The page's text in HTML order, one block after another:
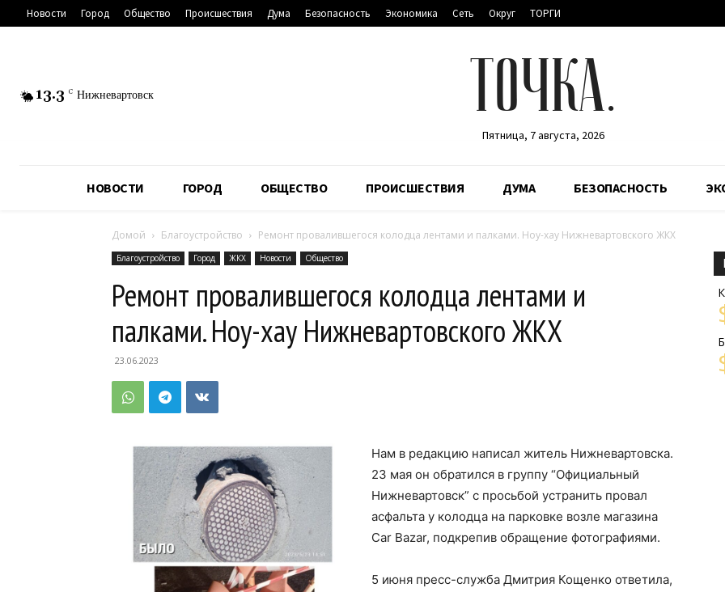
Новости Город Общество Происшествия Дума Безопасность Экономика Сеть Округ ТОРГИ
13.3 C Нижневартовск ТОЧКА.
Пятница, 7 августа, 2026
НОВОСТИ ГОРОД ОБЩЕСТВО ПРОИСШЕСТВИЯ ДУМА БЕЗОПАСНОСТЬ
Домой Благоустройство Ремонт провалившегося колодца лентами и палками. Ноу-хау Нижневартовского ЖКХ
Благоустройство Город ЖКХ Новости Общество
Ремонт провалившегося колодца лентами и
палками. Ноу-хау Нижневартовского ЖКХ
23.06.2023
Нам в редакцию написал житель Нижневартовска.
23 мая он обратился в группу “Официальный
Нижневартовск” с просьбой устранить провал
асфальта у колодца на парковке возле магазина
Car Bazar, подкрепив обращение фотографиями.
5 июня пресс-служба Дмитрия Кощенко ответила,